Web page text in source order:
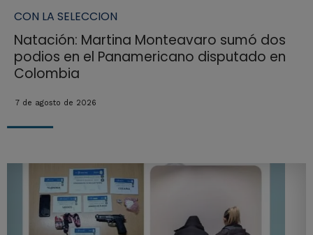
CON LA SELECCION
Natación: Martina Monteavaro sumó dos
podios en el Panamericano disputado en
Colombia
7 de agosto de 2026